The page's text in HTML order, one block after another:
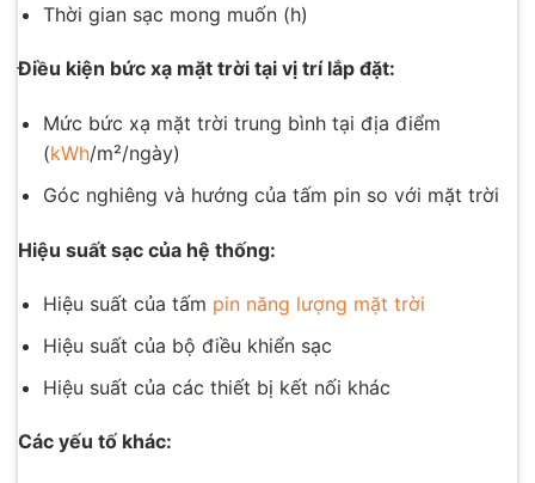
Thời gian sạc mong muốn (h)
Điều kiện bức xạ mặt trời tại vị trí lắp đặt:
Mức bức xạ mặt trời trung bình tại địa điểm
(kWh/m²/ngày)
Góc nghiêng và hướng của tấm pin so với mặt trời
Hiệu suất sạc của hệ thống:
Hiệu suất của tấm pin năng lượng mặt trời
Hiệu suất của bộ điều khiển sạc
Hiệu suất của các thiết bị kết nối khác
Các yếu tố khác: